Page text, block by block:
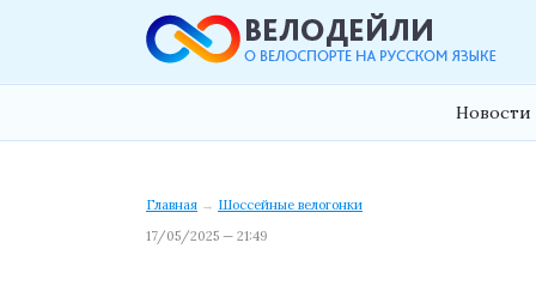
Новости
Главная → Шоссейные велогонки
17/05/2025 — 21:49